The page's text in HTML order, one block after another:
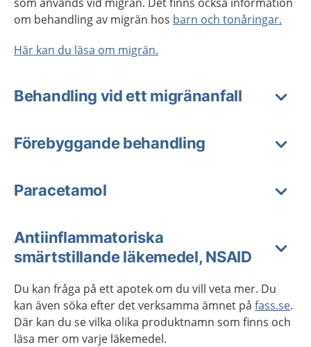
om behandling av migrän hos barn och tonåringar.
Här kan du läsa om migrän.
Behandling vid ett migränanfall
Förebyggande behandling
Paracetamol
Antiinflammatoriska
smärtstillande läkemedel, NSAID
Du kan fråga på ett apotek om du vill veta mer. Du
kan även söka efter det verksamma ämnet på fass.se.
Där kan du se vilka olika produktnamn som finns och
läsa mer om varje läkemedel.